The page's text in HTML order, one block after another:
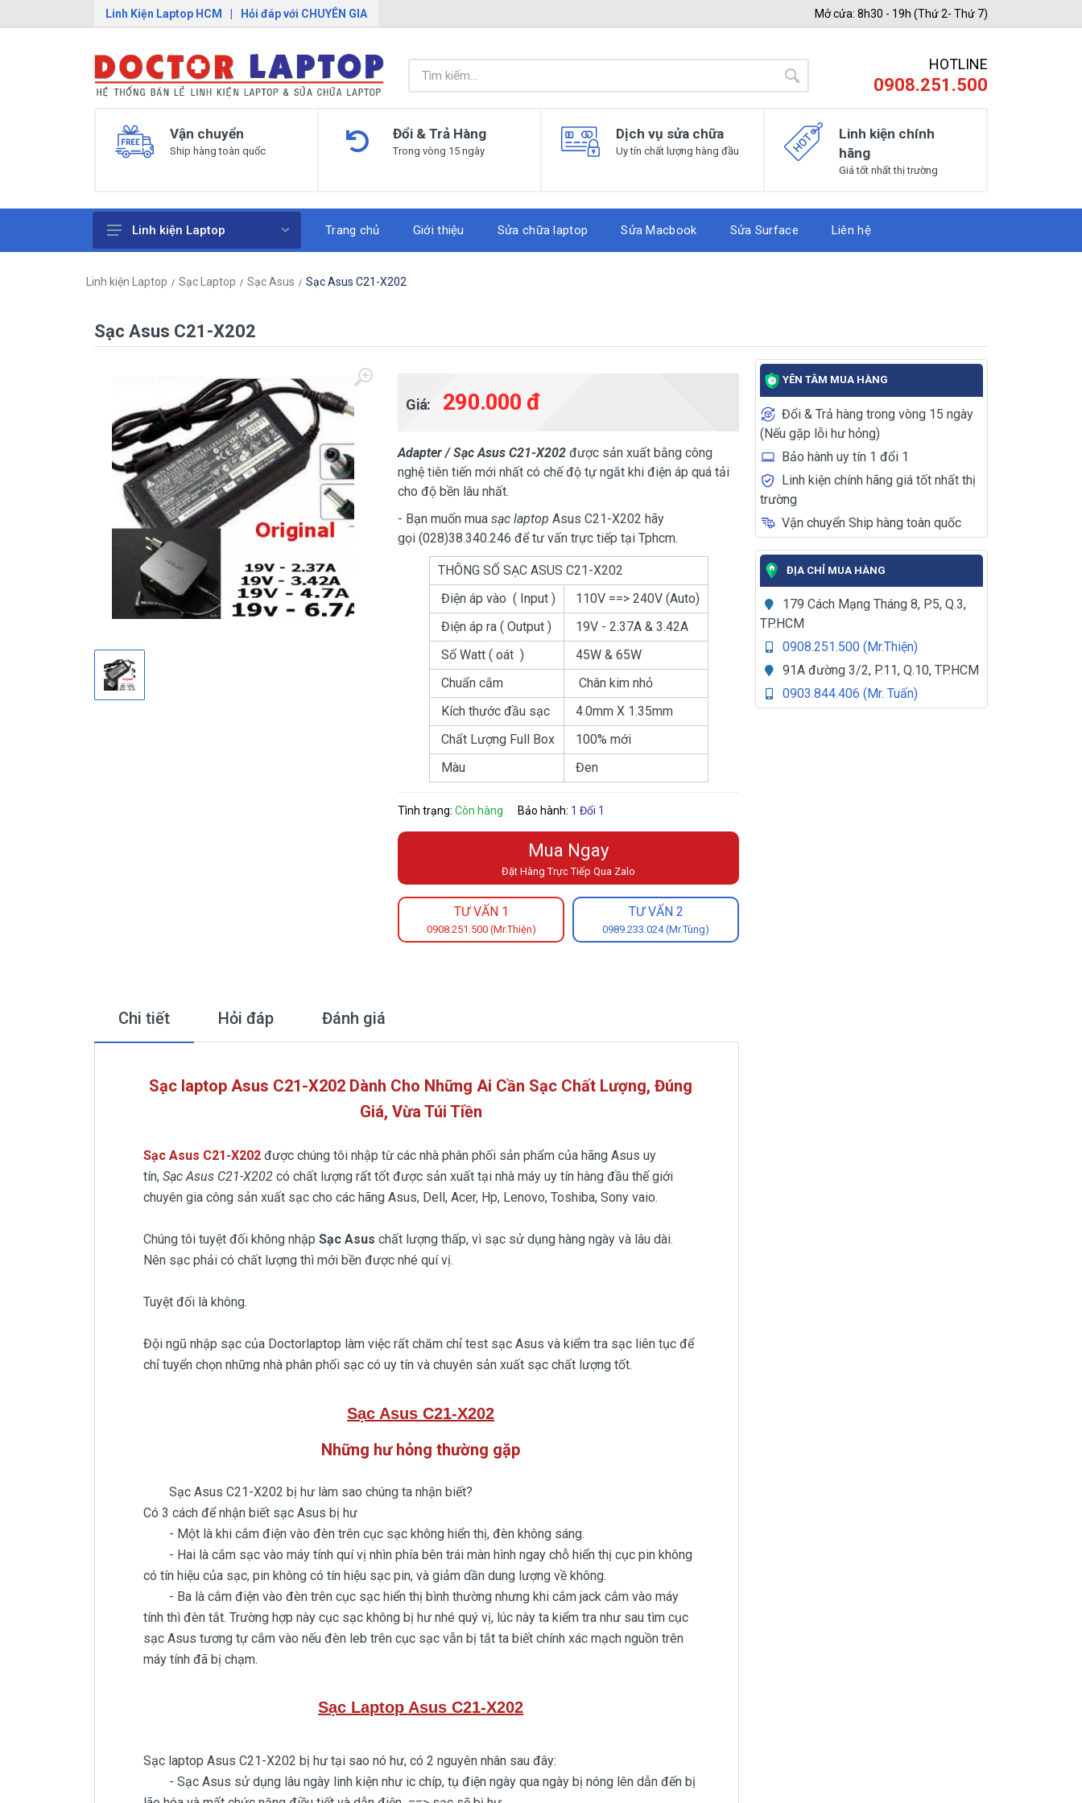
Linh Kiện Laptop HCM | Hỏi đáp với CHUYÊN GIA Mở cửa: 8h30 - 19h (Thứ 2- Thứ 7)
HOTLINE
0908.251.500
Vận chuyển
Ship hàng toàn quốc
Đổi & Trả Hàng
Trong vòng 15 ngày
Dịch vụ sửa chữa
Uy tín chất lượng hàng đầu
Linh kiện chính
hãng
Giá tốt nhất thị trường
Bàn Phím Laptop
Ổ cứng SSD laptop
Ram Máy Tính
Dịch vụ thay pin Surface chính
hãng, uy tín tại tphcm
Thay sạc Surface Pro
Thay màn hình Surface Pro
Quạt Laptop
Linh kiện Laptop Trang chủ Giới thiệu Sửa chữa laptop Sửa Macbook Sửa Surface Liên hệ
Linh kiện Laptop Sạc Laptop Sạc Asus Sạc Asus C21-X202
Sạc Asus C21-X202
Giá: 290.000 đ
Adapter / Sạc Asus C21-X202được sản xuất bằng công
nghệ tiên tiến mới nhất có chế độ tự ngắt khi điện áp quá tải
cho độ bền lâu nhất.
- Bạn muốn muasạc laptopAsus C21-X202 hãy
gọi (028)38.340.246 để tư vấn trực tiếp tại Tphcm.
THÔNG SỐ SẠC ASUS C21-X202
Điện áp vào ( Input )
110V ==> 240V (Auto)
Điện áp ra ( Output )
19V - 2.37A & 3.42A
Số Watt ( oát )
45W & 65W
Chuẩn cắm
Chân kim nhỏ
Kích thước đầu sạc
4.0mm X 1.35mm
Chất Lượng Full Box
100% mới
Màu
Đen
Tình trạng:Còn hàng Bảo hành: 1 Đổi 1
Mua Ngay
Đặt Hàng Trực Tiếp Qua Zalo
TƯ VẤN 1
0908.251.500 (Mr.Thiện)
TƯ VẤN 2
0989.233.024 (Mr.Tùng)
YÊN TÂM MUA HÀNG
Đổi & Trả hàng trong vòng 15 ngày
(Nếu gặp lỗi hư hỏng)
Bảo hành uy tín 1 đổi 1
Linh kiện chính hãng giá tốt nhất thị
trường
Vận chuyển Ship hàng toàn quốc
ĐỊA CHỈ MUA HÀNG
179 Cách Mạng Tháng 8, P.5, Q.3,
TP.HCM
0908.251.500 (Mr.Thiện)
91A đường 3/2, P.11, Q.10, TP.HCM
0903.844.406 (Mr. Tuấn)
Chi tiết Hỏi đáp Đánh giá
Sạc laptop Asus C21-X202 Dành Cho Những Ai Cần Sạc Chất Lượng, Đúng
Giá, Vừa Túi Tiền
Sạc Asus C21-X202 được chúng tôi nhập từ các nhà phân phối sản phẩm của hãng Asus uy
tín, Sạc Asus C21-X202 có chất lượng rất tốt được sản xuất tại nhà máy uy tín hàng đầu thế giới
chuyên gia công sản xuất sạc cho các hãng Asus, Dell, Acer, Hp, Lenovo, Toshiba, Sony vaio.
Chúng tôi tuyệt đối không nhập Sạc Asus chất lượng thấp, vì sạc sử dụng hàng ngày và lâu dài.
Nên sạc phải có chất lượng thì mới bền được nhé quí vị.
Tuyệt đối là không.
Đội ngũ nhập sạc của Doctorlaptop làm việc rất chăm chỉ test sạc Asus và kiểm tra sạc liên tục để
chỉ tuyển chọn những nhà phân phối sạc có uy tín và chuyên sản xuất sạc chất lượng tốt.
Sạc Asus C21-X202
Những hư hỏng thường gặp
Sạc Asus C21-X202 bị hư làm sao chúng ta nhận biết?
Có 3 cách để nhận biết sạc Asus bị hư
- Một là khi cắm điện vào đèn trên cục sạc không hiển thị, đèn không sáng.
- Hai là cắm sạc vào máy tính quí vị nhìn phía bên trái màn hình ngay chỗ hiển thị cục pin không
có tín hiệu của sạc, pin không có tín hiệu sạc pin, và giảm dần dung lượng về không.
- Ba là cắm điện vào đèn trên cục sạc hiển thị bình thường nhưng khi cắm jack cắm vào máy
tính thì đèn tắt. Trường hợp này cục sạc không bị hư nhé quý vị, lúc này ta kiểm tra như sau tìm cục
sạc Asus tương tự cắm vào nếu đèn leb trên cục sạc vẫn bị tắt ta biết chính xác mạch nguồn trên
máy tính đã bị chạm.
Sạc Laptop Asus C21-X202
Sạc laptop Asus C21-X202 bị hư tại sao nó hư, có 2 nguyên nhân sau đây:
- Sạc Asus sử dụng lâu ngày linh kiện như ic chíp, tụ điện ngày qua ngày bị nóng lên dẫn đến bị